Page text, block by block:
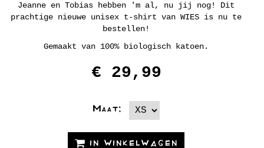
Jeanne en Tobias hebben 'm al, nu jij nog! Dit
prachtige nieuwe unisex t-shirt van WIES is nu te
bestellen!
Gemaakt van 100% biologisch katoen.
€ 29,99
Maat:
IN WINKELWAGEN